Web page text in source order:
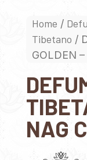
Home /
Tibetano /
GOLDEN
NAG